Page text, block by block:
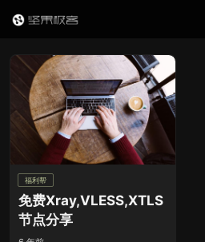
福利帮
免费Xray,VLESS,XTLS
节点分享